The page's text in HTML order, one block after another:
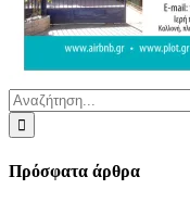
Αναζήτηση
για:
Πρόσφατα άρθρα